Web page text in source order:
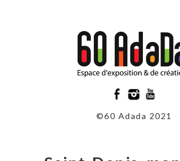
©60 Adada 2021